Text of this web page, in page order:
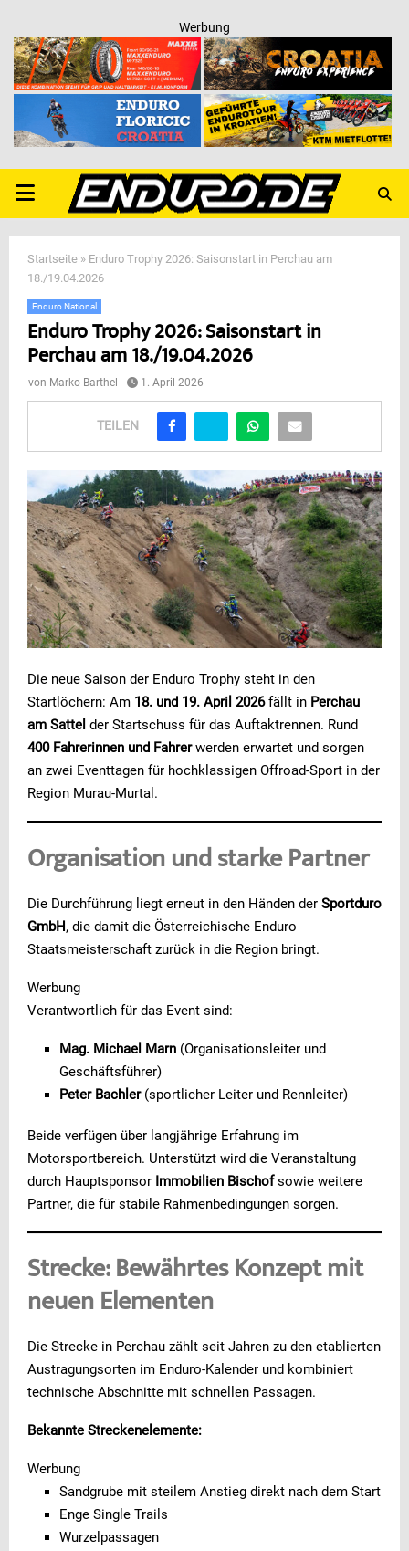
Werbung
PRIMARY
MENU
Startseite » Enduro Trophy 2026: Saisonstart in Perchau am
18./19.04.2026
Enduro National
Enduro Trophy 2026: Saisonstart in
Perchau am 18./19.04.2026
von Marko Barthel 1. April 2026
TEILEN
Die neue Saison der Enduro Trophy steht in den
Startlöchern: Am 18. und 19. April 2026fällt in Perchau
am Sattel der Startschuss für das Auftaktrennen. Rund
400 Fahrerinnen und Fahrerwerden erwartet und sorgen
an zwei Eventtagen für hochklassigen Offroad-Sport in der
Region Murau-Murtal.
Organisation und starke Partner
Die Durchführung liegt erneut in den Händen der Sportduro
GmbH, die damit die Österreichische Enduro
Staatsmeisterschaft zurück in die Region bringt.
Werbung
Verantwortlich für das Event sind:
Mag. Michael Marn (Organisationsleiter und
Geschäftsführer)
Peter Bachler(sportlicher Leiter und Rennleiter)
Beide verfügen über langjährige Erfahrung im
Motorsportbereich. Unterstützt wird die Veranstaltung
durch Hauptsponsor Immobilien Bischofsowie weitere
Partner, die für stabile Rahmenbedingungen sorgen.
Strecke: Bewährtes Konzept mit
neuen Elementen
Die Strecke in Perchau zählt seit Jahren zu den etablierten
Austragungsorten im Enduro-Kalender und kombiniert
technische Abschnitte mit schnellen Passagen.
Bekannte Streckenelemente:
Werbung
Sandgrube mit steilem Anstieg direkt nach dem Start
Enge Single Trails
Wurzelpassagen